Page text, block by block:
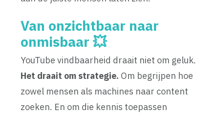
Van onzichtbaar naar
onmisbaar 💥
YouTube vindbaarheid draait niet om geluk.
Het draait om strategie. Om begrijpen hoe
zowel mensen als machines naar content
zoeken. En om die kennis toepassen